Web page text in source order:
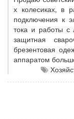
х колесиках, в
подключения к
тока и работы с
защитная
брезентовая
аппаратом